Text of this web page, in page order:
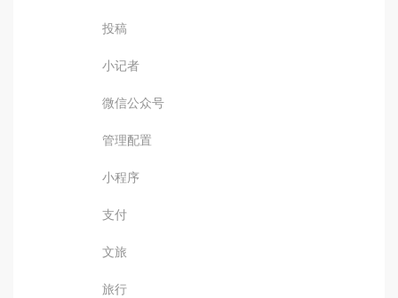
投稿
小记者
微信公众号
管理配置
小程序
支付
文旅
旅行